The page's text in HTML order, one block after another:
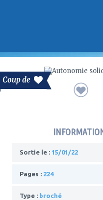
Coup de
Sortie le : 15/01/22
Pages : 224
Type : broché